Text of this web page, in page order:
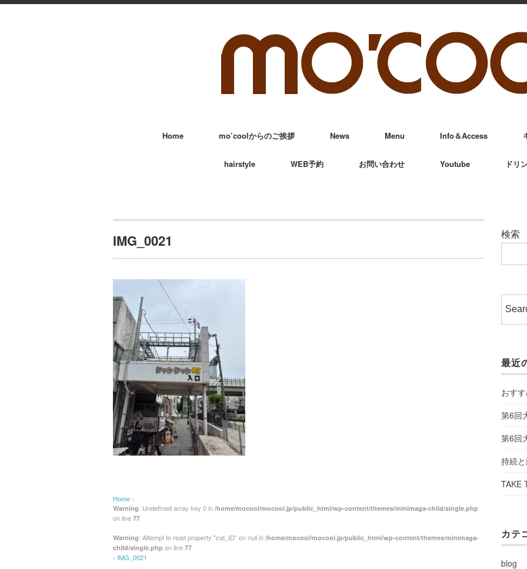
Home mo’coolからのご挨拶 News Menu Info＆Access
hairstyle WEB予約 お問い合わせ Youtube ドリ
IMG_0021
Home ›
Warning: Undefined array key 0 in /home/mocool/mocool.jp/public_html/wp-content/themes/minimaga-child/single.php
on line 77
Warning: Attempt to read property "cat_ID" on null in /home/mocool/mocool.jp/public_html/wp-content/themes/minimaga-
child/single.php on line 77
› IMG_0021
検索
最近
おす
第6回
第6回
持続
TAKE
カテ
blog